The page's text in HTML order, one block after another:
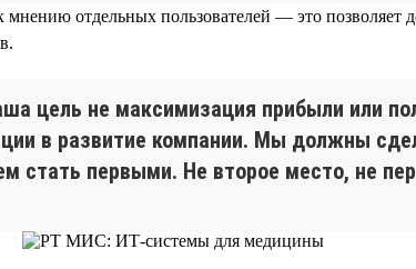
отдельных пользователей — это
цель не максимизация прибыли или
в развитие компании. Мы должны
стать первыми. Не второе место, не